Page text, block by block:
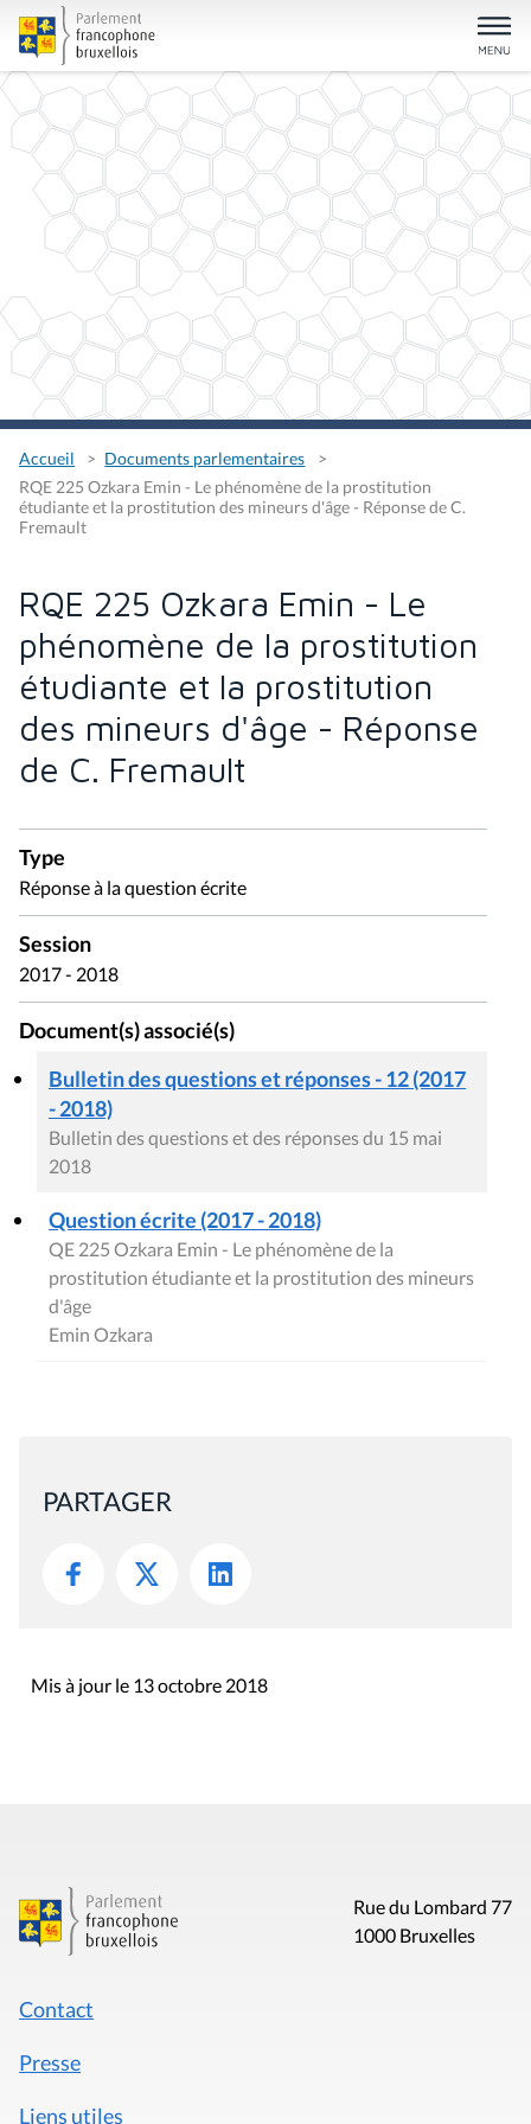
Accueil
Documents parlementaires
RQE 225 Ozkara Emin - Le phénomène de la prostitution
étudiante et la prostitution des mineurs d'âge - Réponse de C.
Fremault
RQE 225 Ozkara Emin - Le
phénomène de la prostitution
étudiante et la prostitution
des mineurs d'âge - Réponse
de C. Fremault
Type
Réponse à la question écrite
Session
2017 - 2018
Document(s) associé(s)
Bulletin des questions et réponses - 12 (2017
- 2018)
Bulletin des questions et des réponses du 15 mai
2018
Question écrite (2017 - 2018)
QE 225 Ozkara Emin - Le phénomène de la
prostitution étudiante et la prostitution des mineurs
d'âge
Emin Ozkara
PARTAGER
Mis à jour le 13 octobre 2018
Rue du Lombard 77
1000 Bruxelles
Contact
Presse
Liens utiles